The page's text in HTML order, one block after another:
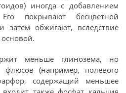
иногда с добавлением
покрывают бесцветной
затем обжигают, вследствие
основой.
меньше глинозема, но
(например, полевого
содержащий меньшее